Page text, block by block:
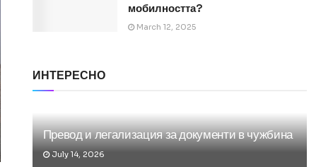
мобилността?
March 12, 2025
ИНТЕРЕСНО
Превод и легализация за документи в чужбина
July 14, 2026